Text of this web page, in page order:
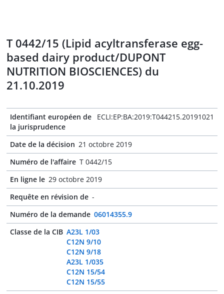
T 0442/15 (Lipid acyltransferase egg-
based dairy product/DUPONT
NUTRITION BIOSCIENCES) du
21.10.2019
Identifiant européen de
la jurisprudence
ECLI:EP:BA:2019:T044215.20191021
Date de la décision 21 octobre 2019
Numéro de l'affaire T 0442/15
En ligne le 29 octobre 2019
Requête en révision de -
Numéro de la demande 06014355.9
Classe de la CIB A23L 1/03
C12N 9/10
C12N 9/18
A23L 1/035
C12N 15/54
C12N 15/55